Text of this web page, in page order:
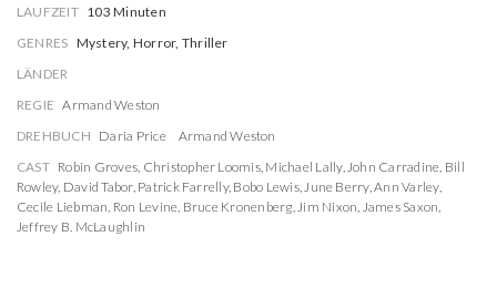
LAUFZEIT 103 Minuten
GENRES Mystery, Horror, Thriller
LÄNDER
REGIE Armand Weston
DREHBUCH Daria Price
Armand Weston
CAST Robin Groves, Christopher Loomis, Michael Lally,John Carradine, Bill
Rowley, David Tabor, Patrick Farrelly, Bobo Lewis,June Berry,Ann Varley,
Cecile Liebman, Ron Levine, Bruce Kronenberg,Jim Nixon, James Saxon,
Jeffrey B. McLaughlin